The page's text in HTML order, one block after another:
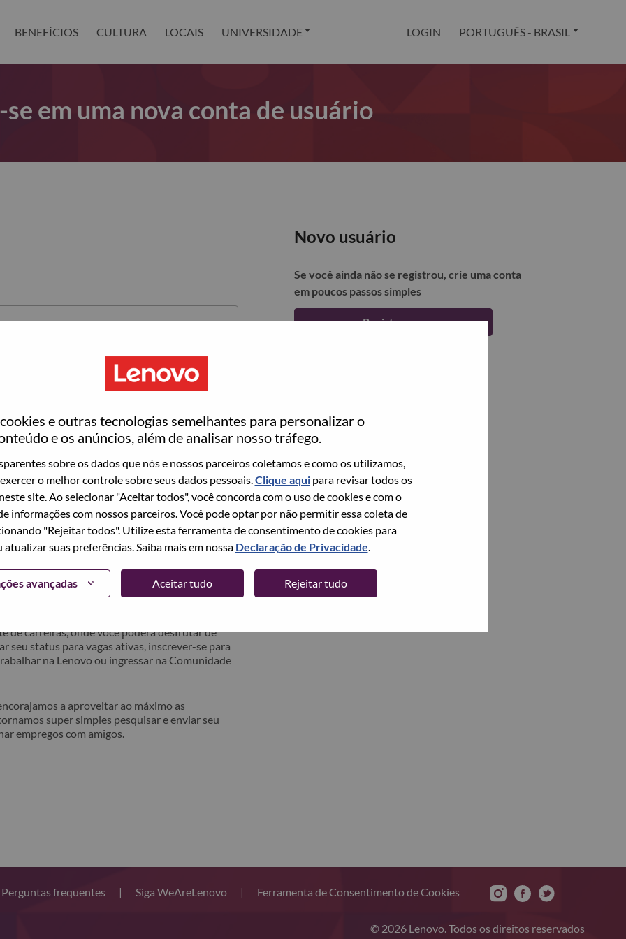
e outras tecnologias semelhantes para personalizar o
e os anúncios, além de analisar nosso tráfego.
sobre os dados que nós e nossos parceiros coletamos e como os utilizamos,
o melhor controle sobre seus dados pessoais.Clique aquipara revisar todos os
site. Ao selecionar "Aceitar todos", você concorda com o uso de cookies e com o
informações com nossos parceiros. Você pode optar por não permitir essa coleta de
"Rejeitar todos". Utilize esta ferramenta de consentimento de cookies para
atualizar suas preferências. Saiba mais em nossa Declaração de Privacidade.
avançadas Aceitar tudo Rejeitar tudo
BENEFÍCIOS CULTURA LOCAIS UNIVERSIDADE LOGIN PORTUGUÊS - BRASIL
em uma nova conta de usuário
no momento, temos seu e-mail salvo em nosso
redefinir e fazer login.
e/ou registrar-se como um novo usuário,
hrsupport@lenovo.com
com os detalhes do seu
de login do candidato" no assunto do e-
contato com você para obter suporte após a
de carreiras, onde você poderá desfrutar de
seu status para vagas ativas, inscrever-se para
na Lenovo ou ingressar na Comunidade
a aproveitar ao máximo as
super simples pesquisar e enviar seu
empregos com amigos.
Novo usuário
Se você ainda não se registrou, crie uma conta
em poucos passos simples
Registrar-se
Perguntas frequentes | Siga WeAreLenovo | Ferramenta de Consentimento de Cookies
© 2026 Lenovo. Todos os direitos reservados